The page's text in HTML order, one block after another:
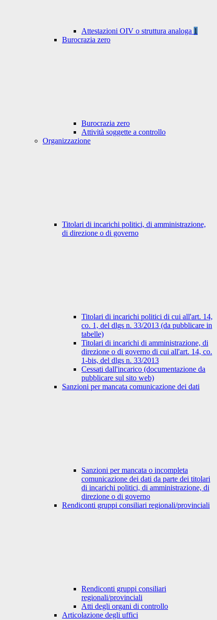
Attestazioni OIV o struttura analoga 1
Burocrazia zero
Burocrazia zero
Attività soggette a controllo
Organizzazione
Titolari di incarichi politici, di amministrazione,
di direzione o di governo
Titolari di incarichi politici di cui all'art. 14,
co. 1, del dlgs n. 33/2013 (da pubblicare in
tabelle)
Titolari di incarichi di amministrazione, di
direzione o di governo di cui all'art. 14, co.
1-bis, del dlgs n. 33/2013
Cessati dall'incarico (documentazione da
pubblicare sul sito web)
Sanzioni per mancata comunicazione dei dati
Sanzioni per mancata o incompleta
comunicazione dei dati da parte dei titolari
di incarichi politici, di amministrazione, di
direzione o di governo
Rendiconti gruppi consiliari regionali/provinciali
Rendiconti gruppi consiliari
regionali/provinciali
Atti degli organi di controllo
Articolazione degli uffici